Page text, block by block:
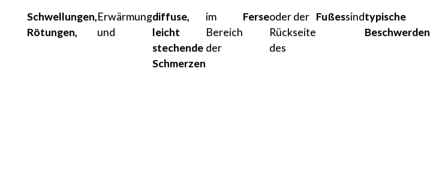
Schwellungen,
Rötungen,
Erwärmung
und
diffuse,
leicht
stechende
Schmerzen
im
Bereich
der
Ferseoder der
Rückseite
des
Fußessindtypische
Beschwerden